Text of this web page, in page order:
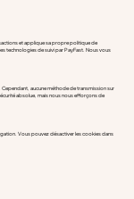
et applique sa propre politique de
technologies de suivi par PayFast. Nous vous
aucune méthode de transmission sur
absolue, mais nous nous efforçons de
Vous pouvez désactiver les cookies dans